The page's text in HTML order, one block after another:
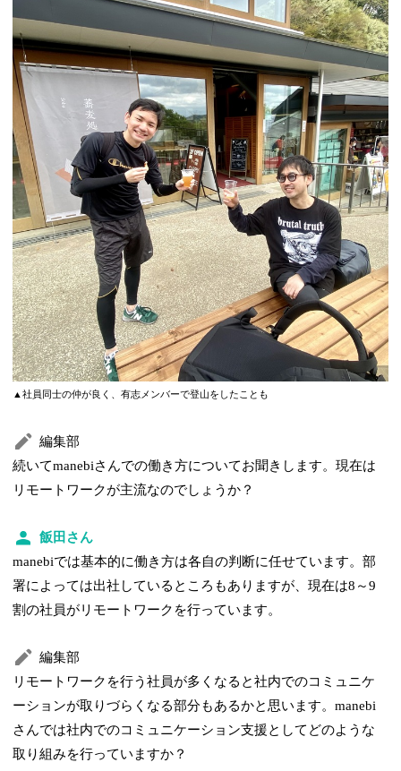
▲社員同士の仲が良く、有志メンバーで登山をしたことも
編集部
続いてmanebiさんでの働き方についてお聞きします。現在は
リモートワークが主流なのでしょうか？
飯田さん
manebiでは基本的に働き方は各自の判断に任せています。部
署によっては出社しているところもありますが、現在は8～9
割の社員がリモートワークを行っています。
編集部
リモートワークを行う社員が多くなると社内でのコミュニケ
ーションが取りづらくなる部分もあるかと思います。manebi
さんでは社内でのコミュニケーション支援としてどのような
取り組みを行っていますか？